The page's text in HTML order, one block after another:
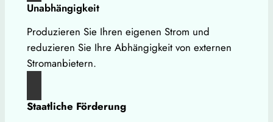
Unabhängigkeit
Produzieren Sie Ihren eigenen Strom und
reduzieren Sie Ihre Abhängigkeit von externen
Stromanbietern.
Staatliche Förderung